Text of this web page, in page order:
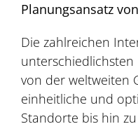
Planungsansatz
Die zahlreichen
unterschiedlichsten
von der weltweiten
einheitliche und
Standorte bis hin